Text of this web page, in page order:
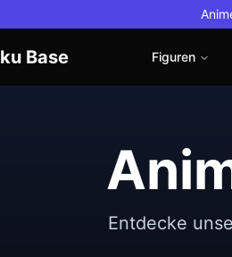
Base Figuren
Entdecke
Pretender/Oberon Vortigern